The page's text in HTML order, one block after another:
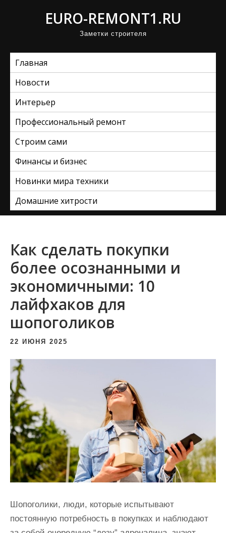
EURO-REMONT1.RU
Заметки строителя
Главная
Новости
Интерьер
Профессиональный ремонт
Строим сами
Финансы и бизнес
Новинки мира техники
Домашние хитрости
Как сделать покупки
более осознанными и
экономичными: 10
лайфхаков для
шопоголиков
22 ИЮНЯ 2025
Шопоголики, люди, которые испытывают
постоянную потребность в покупках и наблюдают